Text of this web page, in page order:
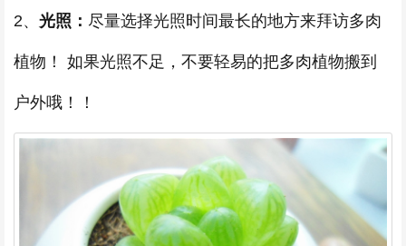
2、 光照： 尽量选择光照时间最长的地方来拜访多肉
植物！ 如果光照不足，不要轻易的把多肉植物搬到
户外哦！！